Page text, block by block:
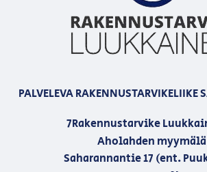
PALVELEVA RAKENNUSTARVIKELIIKE
7Rakennustarvike
Aholahden
Saharannantie 17 (ent.